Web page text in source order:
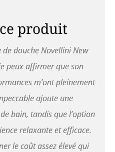
produit
douche Novellini New
peux affirmer que son
m’ont pleinement
ajoute une
bain, tandis que l’option
relaxante et efficace.
le coût assez élevé qui